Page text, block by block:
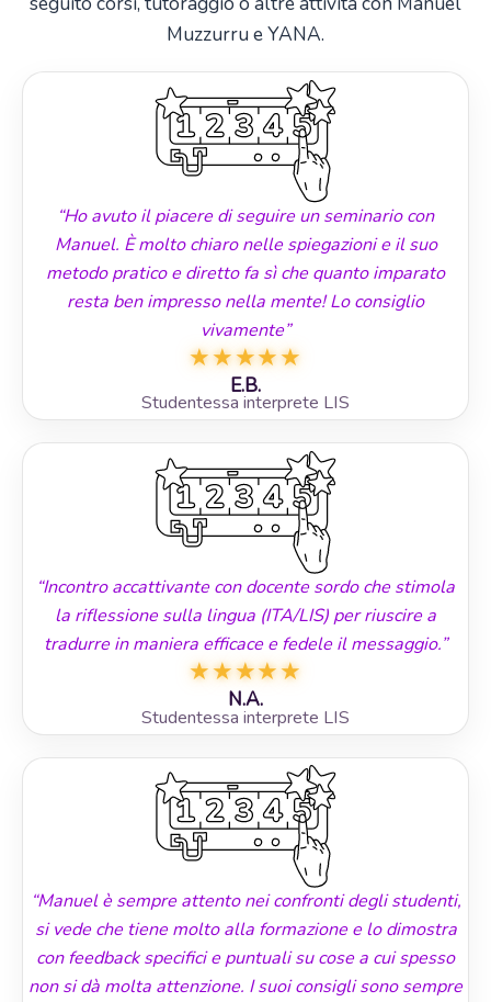
Muzzurru e YANA.
“Ho avuto il piacere di seguire un seminario con
Manuel. È molto chiaro nelle spiegazioni e il suo
metodo pratico e diretto fa sì che quanto imparato
resta ben impresso nella mente! Lo consiglio
vivamente”
★★★★★
E.B.
Studentessa interprete LIS
“Incontro accattivante con docente sordo che stimola
la riflessione sulla lingua (ITA/LIS) per riuscire a
tradurre in maniera efficace e fedele il messaggio.”
★★★★★
N.A.
Studentessa interprete LIS
“Manuel è sempre attento nei confronti degli studenti,
si vede che tiene molto alla formazione e lo dimostra
con feedback specifici e puntuali su cose a cui spesso
non si dà molta attenzione. I suoi consigli sono sempre